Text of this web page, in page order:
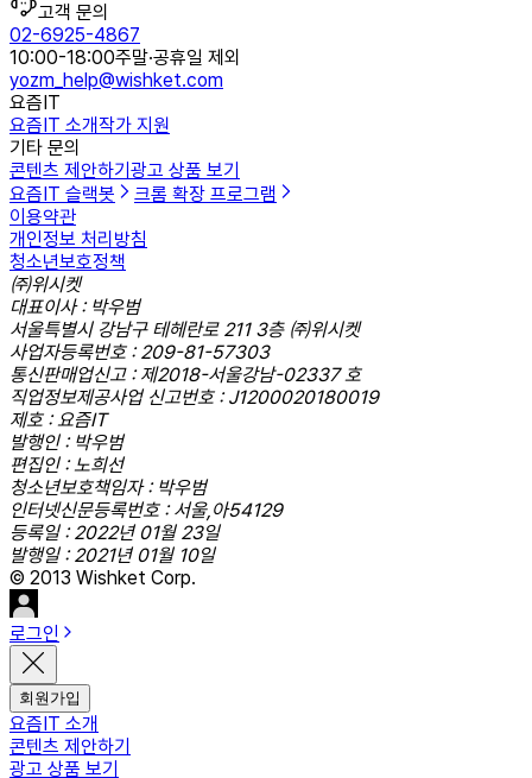
고객 문의
02-6925-4867
10:00-18:00주말·공휴일 제외
yozm_help@wishket.com
요즘IT
요즘IT 소개작가 지원
기타 문의
콘텐츠 제안하기 광고 상품 보기
요즘IT 슬랙봇
크롬 확장 프로그램
이용약관
개인정보 처리방침
청소년보호정책
㈜위시켓
대표이사 : 박우범
서울특별시 강남구 테헤란로 211 3층 ㈜위시켓
사업자등록번호 : 209-81-57303
통신판매업신고 : 제2018-서울강남-02337 호
직업정보제공사업 신고번호 : J1200020180019
제호 : 요즘IT
발행인 : 박우범
편집인 : 노희선
청소년보호책임자 : 박우범
인터넷신문등록번호 : 서울,아54129
등록일 : 2022년 01월 23일
발행일 : 2021년 01월 10일
© 2013 Wishket Corp.
로그인
회원가입
요즘IT 소개
콘텐츠 제안하기
광고 상품 보기